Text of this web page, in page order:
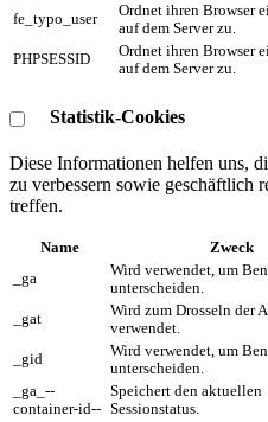
fe_typo_user
Ordnet ihren Browser
auf dem Server zu.
PHPSESSID
Ordnet ihren Browser
auf dem Server zu.
Statistik-Cookies
Diese Informationen helfen uns,
zu verbessern sowie geschäftlich
treffen.
Name Zweck
_ga
Wird verwendet, um
unterscheiden.
_gat
Wird zum Drosseln der
verwendet.
_gid
Wird verwendet, um
unterscheiden.
_ga_--
container-id--
Speichert den aktuellen
Sessionstatus.